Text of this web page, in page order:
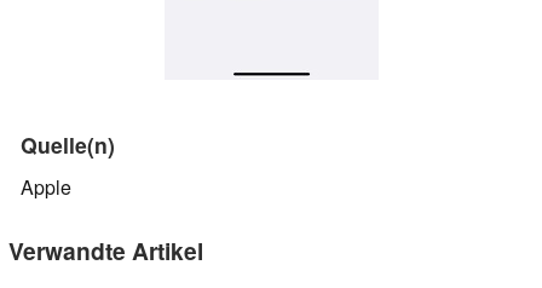
Quelle(n)
Apple
Verwandte Artikel